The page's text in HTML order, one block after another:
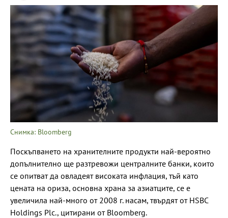
Снимка: Bloomberg
Поскъпването на хранителните продукти най-вероятно
допълнително ще разтревожи централните банки, които
се опитват да овладеят високата инфлация, тъй като
цената на ориза, основна храна за азиатците, се е
увеличила най-много от 2008 г. насам, твърдят от HSBC
Holdings Plc., цитирани от Bloomberg.